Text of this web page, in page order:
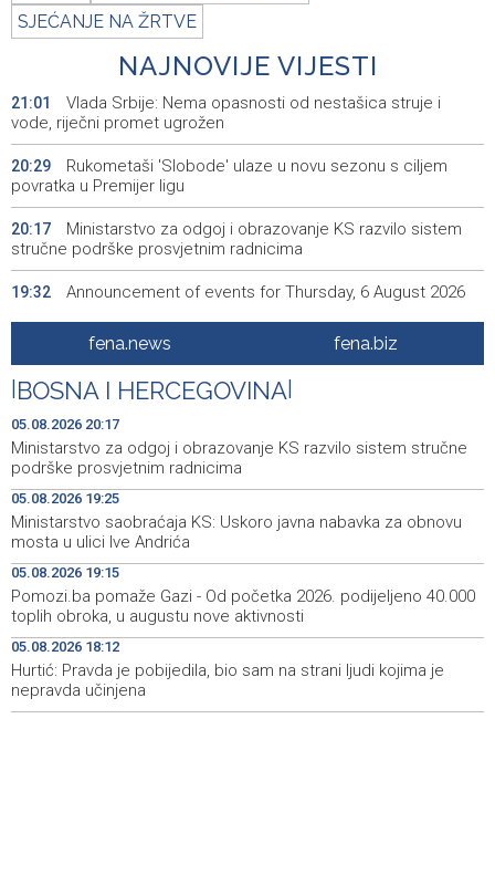
SJEĆANJE NA ŽRTVE
NAJNOVIJE VIJESTI
21:01
Vlada Srbije: Nema opasnosti od nestašica struje i
vode, riječni promet ugrožen
20:29
Rukometaši 'Slobode' ulaze u novu sezonu s ciljem
povratka u Premijer ligu
20:17
Ministarstvo za odgoj i obrazovanje KS razvilo sistem
stručne podrške prosvjetnim radnicima
19:32 Announcement of events for Thursday, 6 August 2026
Rise in electric scooter injuries among children; Biloš:
Head and facial injuries most common
19:25
Ministarstvo saobraćaja KS: Uskoro javna nabavka za
obnovu mosta u ulici Ive Andrića
19:15
Pomozi.ba pomaže Gazi - Od početka 2026. podijeljeno
40.000 toplih obroka, u augustu nove aktivnosti
19:12
Conference on representation of constituent peoples
and Others in BiH institutions on August 7
19:12
'Šetnica kulture' nastavljena modnom revijom i
predstavljanjem kozmetike
19:05
Prosecutor's Office indicts former Court of BiH
employee for alleged embezzlement
fena.news fena.biz
BOSNA I HERCEGOVINA
05.08.2026 20:17
Ministarstvo za odgoj i obrazovanje KS razvilo sistem stručne
podrške prosvjetnim radnicima
05.08.2026 19:25
Ministarstvo saobraćaja KS: Uskoro javna nabavka za obnovu
mosta u ulici Ive Andrića
05.08.2026 19:15
Pomozi.ba pomaže Gazi - Od početka 2026. podijeljeno 40.000
toplih obroka, u augustu nove aktivnosti
05.08.2026 18:12
Hurtić: Pravda je pobijedila, bio sam na strani ljudi kojima je
nepravda učinjena